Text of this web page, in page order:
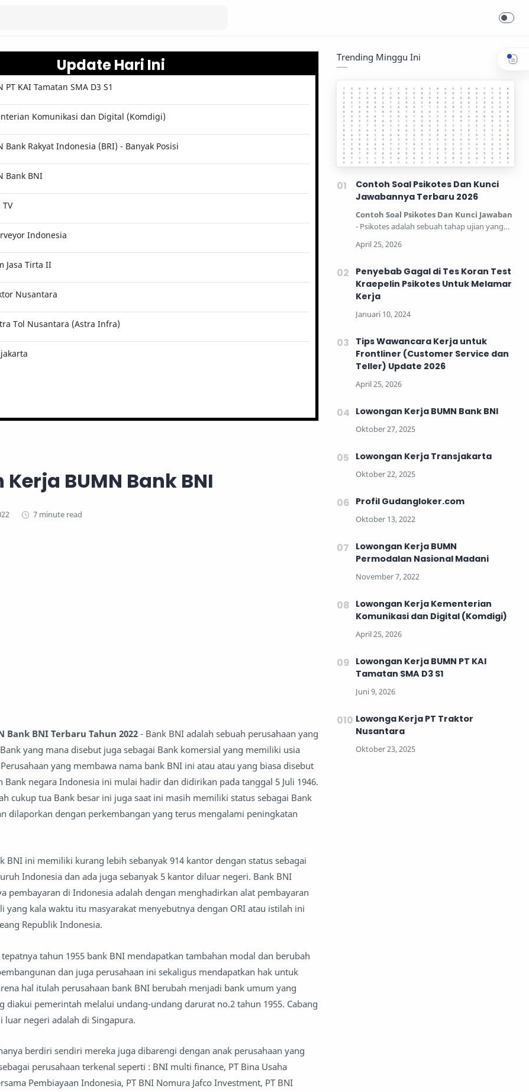
Update Hari Ini
KAI Tamatan SMA D3 S1
Komunikasi dan Digital (Komdigi)
Bank Rakyat Indonesia (BRI) - Banyak Posisi
Bank BNI
Indonesia
Jasa Tirta II
Nusantara
Tol Nusantara (Astra Infra)
BUMN Bank BNI
7 minute read
Bank BNI Terbaru Tahun 2022 - Bank BNI adalah sebuah perusahaan yang
yang mana disebut juga sebagai Bank komersial yang memiliki usia
yang membawa nama bank BNI ini atau atau yang biasa disebut
Bank negara Indonesia ini mulai hadir dan didirikan pada tanggal 5 Juli 1946.
cukup tua Bank besar ini juga saat ini masih memiliki status sebagai Bank
dilaporkan dengan perkembangan yang terus mengalami peningkatan
BNI ini memiliki kurang lebih sebanyak 914 kantor dengan status sebagai
Indonesia dan ada juga sebanyak 5 kantor diluar negeri. Bank BNI
pembayaran di Indonesia adalah dengan menghadirkan alat pembayaran
yang kala waktu itu masyarakat menyebutnya dengan ORI atau istilah ini
Republik Indonesia.
tahun 1955 bank BNI mendapatkan tambahan modal dan berubah
dan juga perusahaan ini sekaligus mendapatkan hak untuk
hal itulah perusahaan bank BNI berubah menjadi bank umum yang
diakui pemerintah melalui undang-undang darurat no.2 tahun 1955. Cabang
luar negeri adalah di Singapura.
berdiri sendiri mereka juga dibarengi dengan anak perusahaan yang
perusahaan terkenal seperti : BNI multi finance, PT Bina Usaha
Pembiayaan Indonesia, PT BNI Nomura Jafco Investment, PT BNI
Trending Minggu Ini
Contoh Soal Psikotes Dan Kunci
Jawabannya Terbaru 2026
Contoh Soal Psikotes Dan Kunci Jawaban
- Psikotes adalah sebuah tahap ujian yang
Penyebab Gagal di Tes Koran Test
Kraepelin Psikotes Untuk Melamar
Kerja
Tips Wawancara Kerja untuk
Frontliner (Customer Service dan
Teller) Update 2026
Lowongan Kerja BUMN Bank BNI
Lowongan Kerja Transjakarta
Profil Gudangloker.com
Lowongan Kerja BUMN
Permodalan Nasional Madani
Lowongan Kerja Kementerian
Komunikasi dan Digital (Komdigi)
Lowongan Kerja BUMN PT KAI
Tamatan SMA D3 S1
Lowonga Kerja PT Traktor
Nusantara